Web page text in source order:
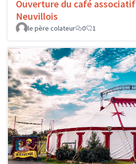
Ouverture du café associatif
Neuvillois
le père colateur
0 1